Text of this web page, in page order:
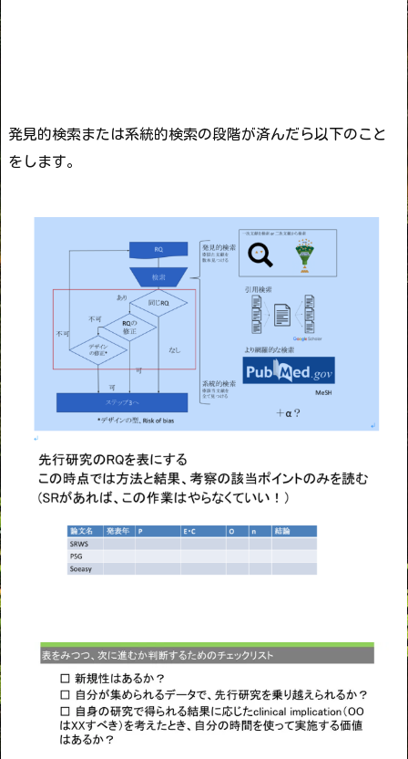
発見的検索または系統的検索の段階が済んだら以下のこと
をします。